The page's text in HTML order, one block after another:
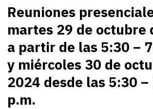
Reuniones
martes 29 de octubre
a partir de las 5:30 –
y miércoles 30 de
2024 desde las 5:30 –
p.m.